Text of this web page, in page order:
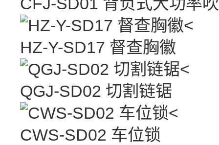
<
HZ-Y-SD17 督查胸徽
<
QGJ-SD02 切割链锯
<
CWS-SD02 车位锁